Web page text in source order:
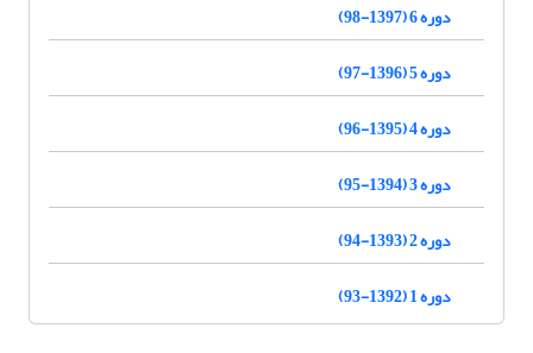
دوره 6 (1397-98)
دوره 5 (1396-97)
دوره 4 (1395-96)
دوره 3 (1394-95)
دوره 2 (1393-94)
دوره 1 (1392-93)